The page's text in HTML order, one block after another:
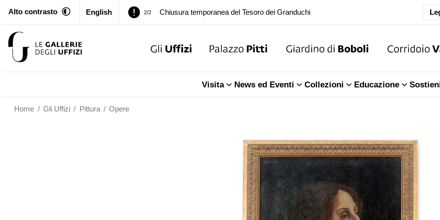
Alto contrasto English
Palazzo Pitti. Temporanea chiusura della Sala dell'Iliade
Chiusura temporanea del Tesoro dei Granduchi
Visita News ed Eventi Collezioni Educazione
Home / Gli Uffizi / Pittura / Opere